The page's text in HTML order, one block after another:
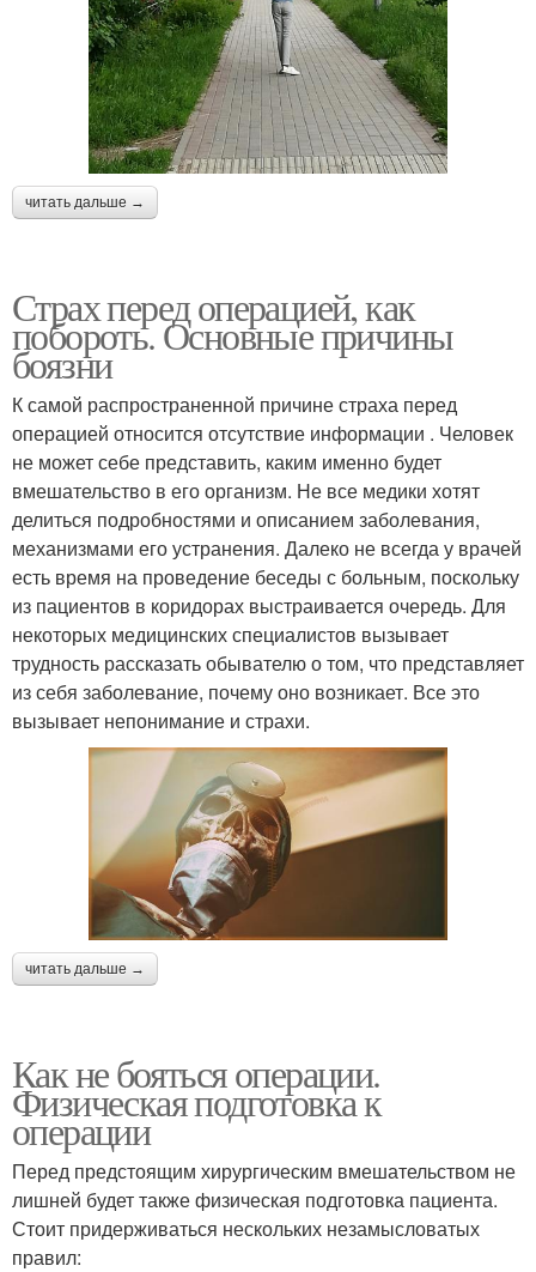
читать дальше →
Страх перед операцией, как
побороть. Основные причины
боязни
К самой распространенной причине страха перед
операцией относится отсутствие информации . Человек
не может себе представить, каким именно будет
вмешательство в его организм. Не все медики хотят
делиться подробностями и описанием заболевания,
механизмами его устранения. Далеко не всегда у врачей
есть время на проведение беседы с больным, поскольку
из пациентов в коридорах выстраивается очередь. Для
некоторых медицинских специалистов вызывает
трудность рассказать обывателю о том, что представляет
из себя заболевание, почему оно возникает. Все это
вызывает непонимание и страхи.
читать дальше →
Как не бояться операции.
Физическая подготовка к
операции
Перед предстоящим хирургическим вмешательством не
лишней будет также физическая подготовка пациента.
Стоит придерживаться нескольких незамысловатых
правил: